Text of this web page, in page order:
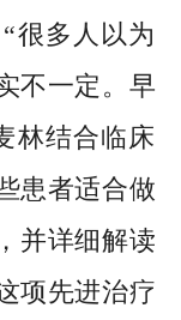
很多人以为
不一定。早
林结合临床
患者适合做
并详细解读
项先进治疗